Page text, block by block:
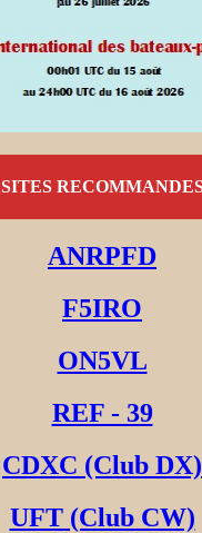
SITES
ANRPFD
F5IRO
ON5VL
REF - 39
CDXC (Club DX)
UFT (Club CW)